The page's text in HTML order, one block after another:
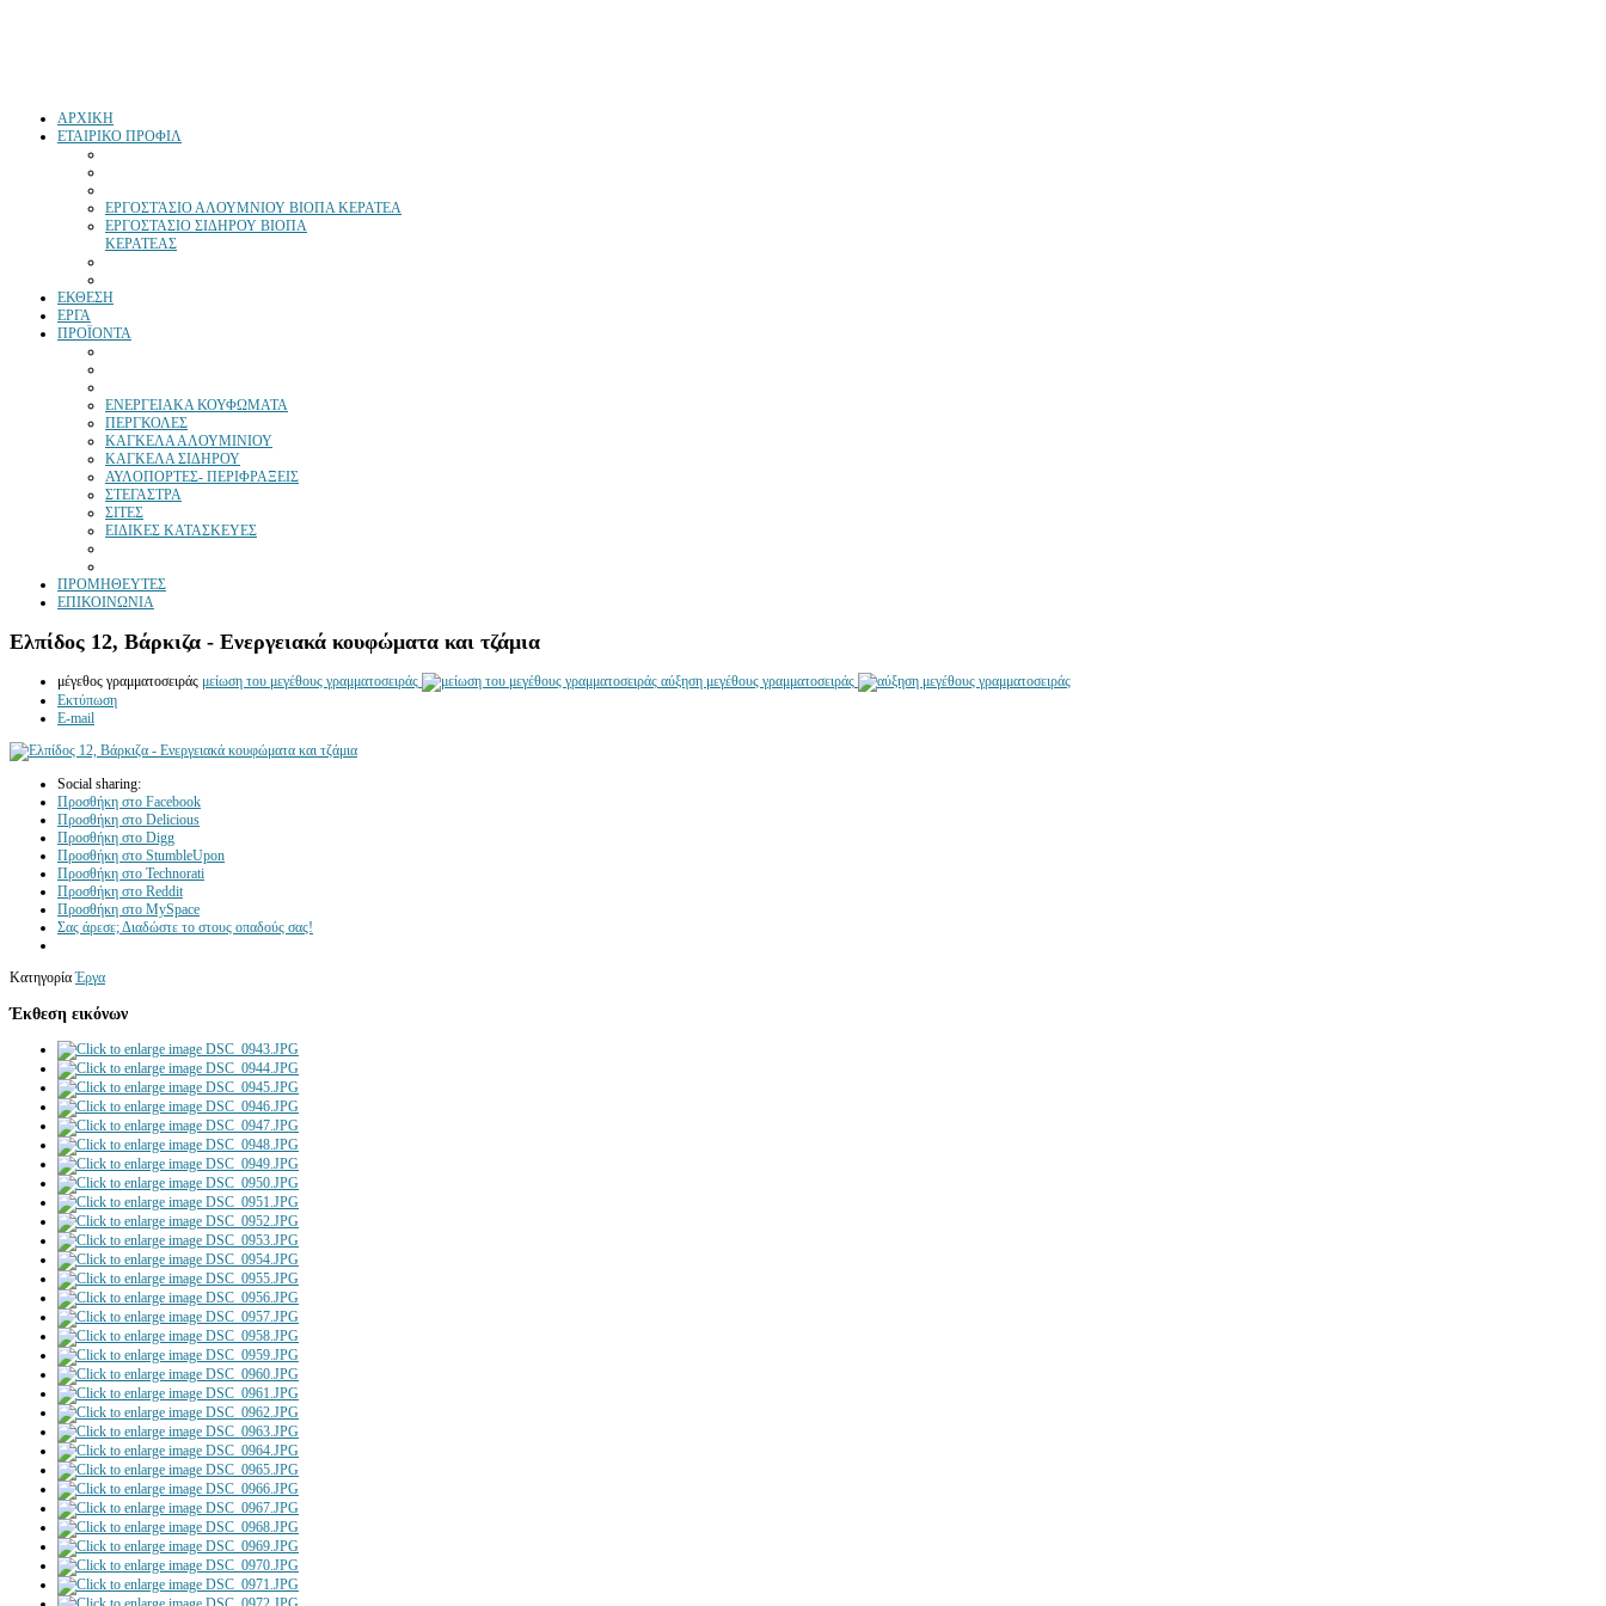
ΑΡΧΙΚΗ
ΕΤΑΙΡΙΚΟ ΠΡΟΦΙΛ
ΕΡΓΟΣΤΆΣΙΟ ΑΛΟΥΜΝΙΟΥ ΒΙΟΠΑ ΚΕΡΑΤΕΑ
ΕΡΓΟΣΤΑΣΙΟ ΣΙΔΗΡΟΥ ΒΙΟΠΑ
ΚΕΡΑΤΕΑΣ
ΕΚΘΕΣΗ
ΕΡΓΑ
ΠΡΟΪΟΝΤΑ
ΕΝΕΡΓΕΙΑΚΑ ΚΟΥΦΩΜΑΤΑ
ΠΕΡΓΚΟΛΕΣ
ΚΑΓΚΕΛΑ ΑΛΟΥΜΙΝΙΟΥ
ΚΑΓΚΕΛΑ ΣΙΔΗΡΟΥ
ΑΥΛΟΠΟΡΤΕΣ- ΠΕΡΙΦΡΑΞΕΙΣ
ΣΤΕΓΑΣΤΡΑ
ΣΙΤΕΣ
ΕΙΔΙΚΕΣ ΚΑΤΑΣΚΕΥΕΣ
ΠΡΟΜΗΘΕΥΤΕΣ
ΕΠΙΚΟΙΝΩΝΙΑ
Ελπίδος 12, Βάρκιζα - Ενεργειακά κουφώματα και τζάμια
μέγεθος γραμματοσειράς μείωση του μεγέθους γραμματοσειράς
αύξηση μεγέθους γραμματοσειράς
Εκτύπωση
E-mail
Social sharing:
Προσθήκη στο Facebook
Προσθήκη στο Delicious
Προσθήκη στο Digg
Προσθήκη στο StumbleUpon
Προσθήκη στο Technorati
Προσθήκη στο Reddit
Προσθήκη στο MySpace
Σας άρεσε; Διαδώστε το στους οπαδούς σας!
Κατηγορία Έργα
Έκθεση εικόνων